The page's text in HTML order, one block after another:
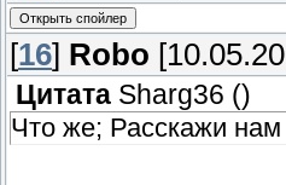
[16] Robo
Цитата Sharg36 ()
Что же; Расскажи нам